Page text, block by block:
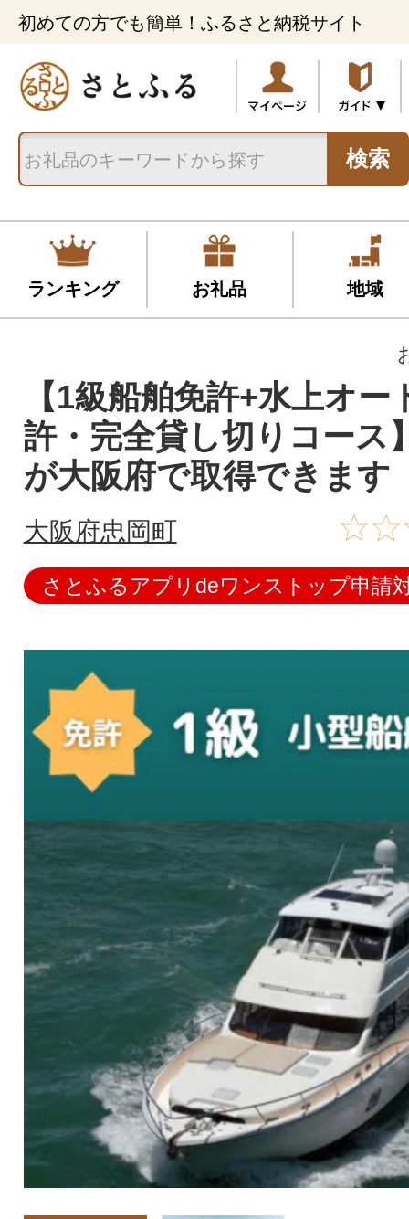
初めての方でも簡単！ふるさと納税サイト
検索
ランキング お礼品 地域
【1級船舶免許+水上オー
許・完全貸し切りコース
が大阪府で取得できま
大阪府忠岡町
さとふるアプリdeワンストップ申請